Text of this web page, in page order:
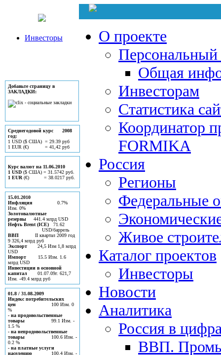
Инвесторы
Добавьте страницу в
ЗАКЛАДКИ:
Среднегодовой курс 2008
год:
1 USD ($ США) = 29.39 руб
1 EUR (€) = 41,42 руб
Курс валют на 11.06.2010
1 USD ($ США) = 31.5742 руб.
1 EUR (€) = 38.0217 руб.
15.01.2010
Инфляция 0.7%
Изм. 0%
Золотовалютные
резервы 441.4 млрд USD
Нефть Brent (ICE) 71.62
USD/баррель
ВВП II квартал 2009 год
9 326,4 млрд руб
Экспорт 24,5 Изм 1,8 млрд
USD
Импорт 15.5 Изм. 1.6
млрд USD
Инвестиции в основной
капитал 01.07.09г. 621,7
Изм. -49.4 млрд руб
01.8 / 31.08.2009
Индекс потребительских
цен 100 Изм. 0
%
- на продовольственные
товары 99.1 Изм. -
1.5 %
- на непродовольственные
товары 100.6 Изм. -
0.2 %
- на платные услуги
населению 100.4 Изм. -
О проекте
Персональный
Общая
Инвесторам
Статистика
Координатор
FORMIKA
Россия
Регионы
Федеральные
Живое
Каталог проектов
Инвесторы
Новости
Аналитика
Россия в
ВВП.